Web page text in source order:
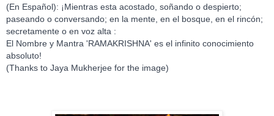
(En Español): ¡Mientras esta acostado, soñando o despierto;
paseando o conversando; en la mente, en el bosque, en el rincón;
secretamente o en voz alta :
El Nombre y Mantra 'RAMAKRISHNA' es el infinito conocimiento
absoluto!
(Thanks to Jaya Mukherjee for the image)